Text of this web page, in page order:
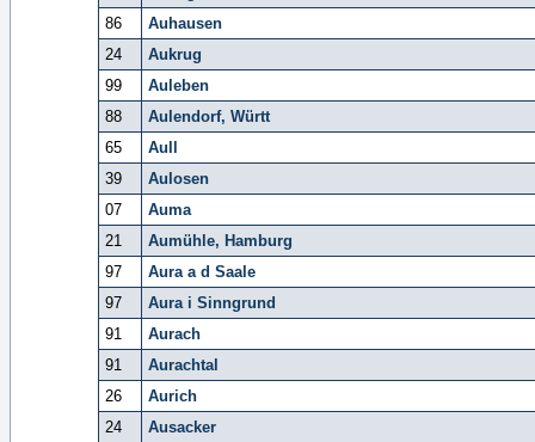
86
Auhausen
24
Aukrug
99
Auleben
88
Aulendorf, Württ
65
Aull
39
Aulosen
07
Auma
21
Aumühle, Hamburg
97
Aura a d Saale
97
Aura i Sinngrund
91
Aurach
91
Aurachtal
26
Aurich
24
Ausacker